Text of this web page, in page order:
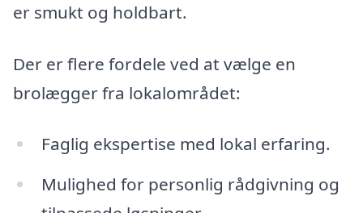
er smukt og holdbart.
Der er flere fordele ved at vælge en
brolægger fra lokalområdet:
Faglig ekspertise med lokal erfaring.
Mulighed for personlig rådgivning og